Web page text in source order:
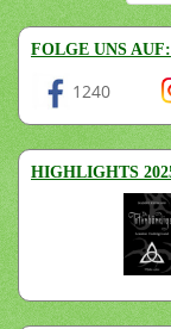
FOLGE UNS AUF:
1240
HIGHLIGHTS